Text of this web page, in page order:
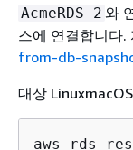
AcmeRDS-2 와
스에 연결합니다.
from-db-
대상
aws rds